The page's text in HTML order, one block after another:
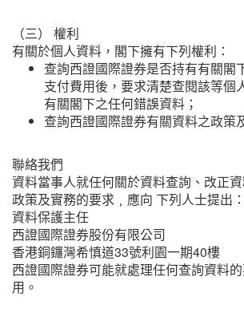
（三） 權利
有關於個人資料，閣下擁有下列權利：
查詢西證國際證券是否持有有關閣
支付費用後，要求清楚查閱該等個
有關閣下之任何錯誤資料；
查詢西證國際證券有關資料之政策
聯絡我們
資料當事人就任何關於資料查詢、改正
政策及實務的要求﹐應向 下列人士提出：
資料保護主任
西證國際證券股份有限公司
香港銅鑼灣希慎道33號利園一期40樓
西證國際證券可能就處理任何查詢資料
用。